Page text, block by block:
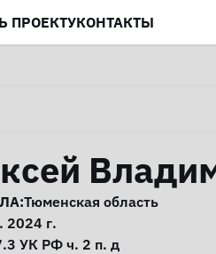
ПРОЕКТУКОНТАКТЫ
деле
Тюменская область
2024 г.
УК РФ ч. 2 п. д